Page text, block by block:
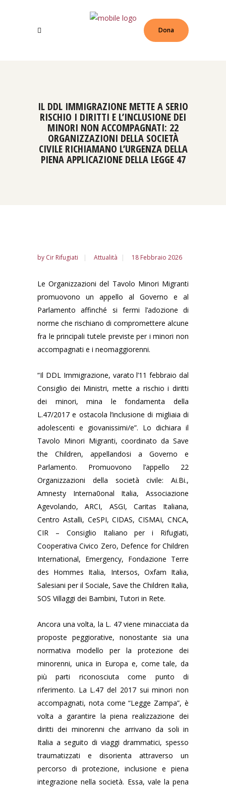
Dona
IL DDL IMMIGRAZIONE METTE A SERIO
RISCHIO I DIRITTI E L’INCLUSIONE DEI
MINORI NON ACCOMPAGNATI: 22
ORGANIZZAZIONI DELLA SOCIETÀ
CIVILE RICHIAMANO L’URGENZA DELLA
PIENA APPLICAZIONE DELLA LEGGE 47
by Cir Rifugiati Attualità 18 Febbraio 2026
Le Organizzazioni del Tavolo Minori Migranti
promuovono un appello al Governo e al
Parlamento affinché si fermi l’adozione di
norme che rischiano di compromettere alcune
fra le principali tutele previste per i minori non
accompagnati e i neomaggiorenni.
“Il DDL Immigrazione, varato l’11 febbraio dal
Consiglio dei Ministri, mette a rischio i diritti
dei minori, mina le fondamenta della
L.47/2017 e ostacola l’inclusione di migliaia di
adolescenti e giovanissimi/e”. Lo dichiara il
Tavolo Minori Migranti, coordinato da Save
the Children, appellandosi a Governo e
Parlamento. Promuovono l’appello 22
Organizzazioni della società civile: Ai.Bi.,
Amnesty Interna0onal Italia, Associazione
Agevolando, ARCI, ASGI, Caritas Italiana,
Centro Astalli, CeSPI, CIDAS, CISMAI, CNCA,
CIR – Consiglio Italiano per i Rifugiati,
Cooperativa Civico Zero, Defence for Children
International, Emergency, Fondazione Terre
des Hommes Italia, Intersos, Oxfam Italia,
Salesiani per il Sociale, Save the Children Italia,
SOS Villaggi dei Bambini, Tutori in Rete.
Ancora una volta, la L. 47 viene minacciata da
proposte peggiorative, nonostante sia una
normativa modello per la protezione dei
minorenni, unica in Europa e, come tale, da
più parti riconosciuta come punto di
riferimento. La L.47 del 2017 sui minori non
accompagnati, nota come “Legge Zampa”, è
volta a garantire la piena realizzazione dei
diritti dei minorenni che arrivano da soli in
Italia a seguito di viaggi drammatici, spesso
traumatizzati e disorienta attraverso un
percorso di protezione, inclusione e piena
integrazione nella società. Essa, vale la pena